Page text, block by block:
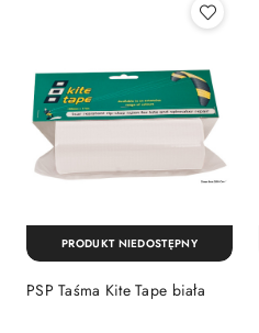
PSP Taśma Kite Tape biała
PRODUKT NIEDOSTĘPNY